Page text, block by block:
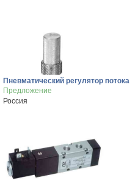
Пневматический регулятор
Предложение
Россия